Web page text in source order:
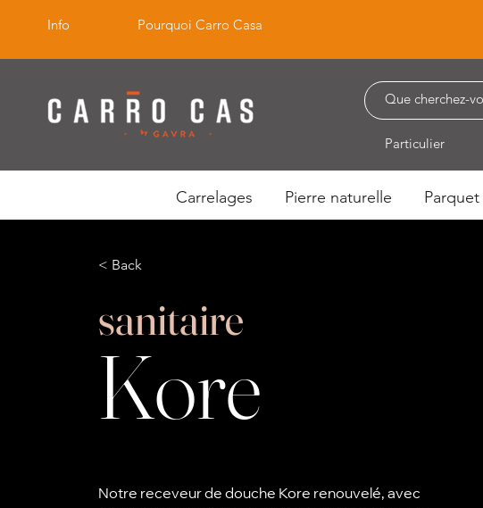
Info Pourquoi Carro Casa
Particulier
Carrelages Pierre naturelle Parquet
< Back
sanitaire
Kore
Notre receveur de douche Kore renouvelé, avec